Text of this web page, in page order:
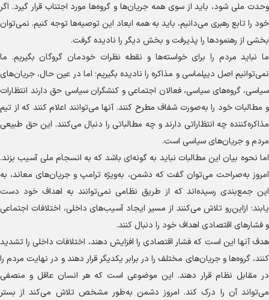
وحدت ملی شود، باید از سوی همه جریان‌ها و گروه‌ها مورد اجتناب قرار گیرد. اگر
خود را تابع رهبری می‌دانیم، باید به همه ابعاد این توصیه‌ها توجه کنیم. نمی‌توان
بخشی از رهنمود‌ها را پذیرفت و بخش دیگر را نادیده گرفت.
ما نباید مردم را برای خواسته‌ها و نقطه نظرات خودمان گروگان بگیریم. ما
نمی‌توانیم اصل دیپلماسی و مذاکره را نادیده بگیریم؛ اما در عین حال، جریان‌های
سیاسی، گروه‌های سیاسی، فعالان اجتماعی و کنشگران سیاسی حق دارند انتظارات
و مطالبات خود را به‌صورت شفاف مطرح کنند. آنها می‌توانند اعلام کنند که از تیم
مذاکره‌کننده چه انتظاراتی دارند و چه مطالباتی را دنبال می‌کنند. این حق طبیعی
مردم و جریان‌های سیاسی است.
اما نحوه بیان این مطالبات نباید به گونه‌ای باشد که به انسجام ملی آسیب بزند.
امروز به‌صراحت می‌توان گفت که دشمن، به‌ویژه ترامپ و جریان‌های معاند، به
این جمع‌بندی رسیده‌اند که از طریق نظامی نمی‌توانند به اهداف خود دست
یابند؛ ازاین‌رو تلاش می‌کنند از مسیر ایجاد آسیب‌های داخلی، اختلافات اجتماعی
و فشار‌های اقتصادی اهداف خود را دنبال کنند.
هدف آنها این است که فشار اقتصادی را افزایش دهند، اختلافات داخلی را تشدید
کنند، گروه‌ها و جریان‌های مختلف را در برابر یکدیگر قرار دهند و در نهایت مردم را
در مقابل نظام قرار دهند. این موضوعی است که هر انسان عاقل و منصفی
می‌تواند آن را درک کند. امروز دشمن به‌طور مشخص تلاش می‌کند از بستر